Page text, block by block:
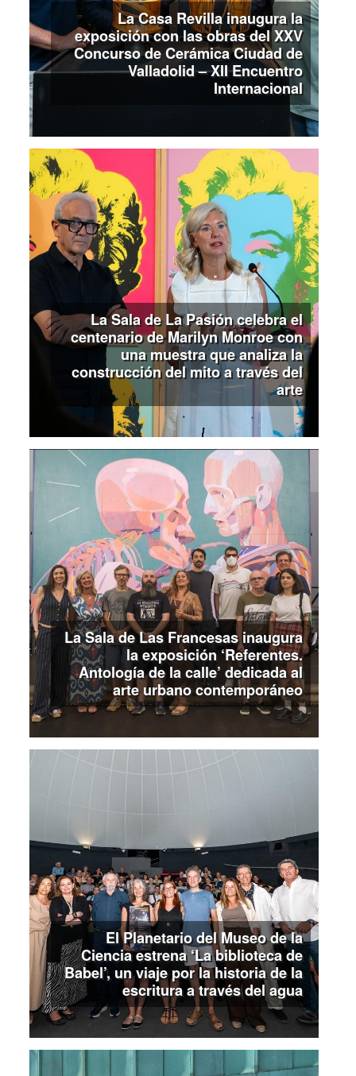
La Casa Revilla inaugura la
exposición con las obras del XXV
Concurso de Cerámica Ciudad de
Valladolid – XII Encuentro
Internacional
La Sala de La Pasión celebra el
centenario de Marilyn Monroe con
una muestra que analiza la
construcción del mito a través del
arte
La Sala de Las Francesas inaugura
la exposición ‘Referentes.
Antología de la calle’ dedicada al
arte urbano contemporáneo
El Planetario del Museo de la
Ciencia estrena ‘La biblioteca de
Babel’, un viaje por la historia de la
escritura a través del agua